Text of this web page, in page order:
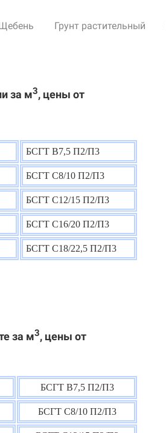
Грунт растительный
за м3, цены от
БСГТ В7,5 П2/П3
БСГТ С8/10 П2/П3
БСГТ С12/15 П2/П3
БСГТ С16/20 П2/П3
БСГТ С18/22,5 П2/П3
за м3, цены от
БСГТ В7,5 П2/П3
БСГТ С8/10 П2/П3